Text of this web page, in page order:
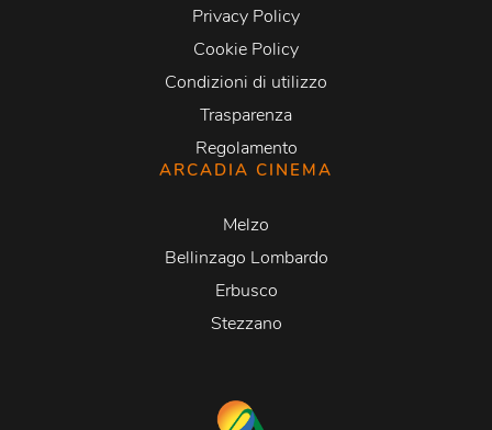
Privacy Policy
Cookie Policy
Condizioni di utilizzo
Trasparenza
Regolamento
ARCADIA CINEMA
Melzo
Bellinzago Lombardo
Erbusco
Stezzano